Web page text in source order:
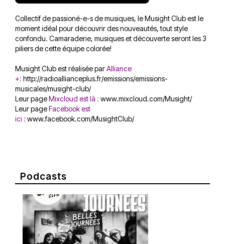
Collectif de passioné-e-s de musiques, le Musight Club est le
moment idéal pour découvrir des nouveautés, tout style
confondu. Camaraderie, musiques et découverte seront les 3
piliers de cette équipe colorée!
Musight Club est réalisée parAlliance
+: http://radioallianceplus.fr/emissions/emissions-
musicales/musight-club/
Leur pageMixcloud est là : www.mixcloud.com/Musight/
Leur pageFacebook est
ici : www.facebook.com/MusightClub/
Podcasts